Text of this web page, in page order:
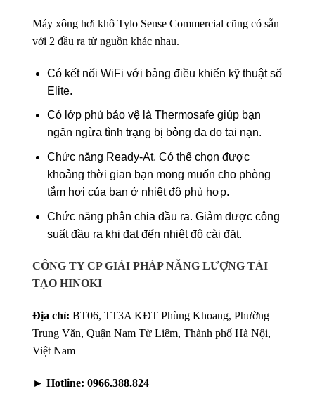
Máy xông hơi khô Tylo Sense Commercial cũng có sẵn
với 2 đầu ra từ nguồn khác nhau.
Có kết nối WiFi với bảng điều khiển kỹ thuật số
Elite.
Có lớp phủ bảo vệ là Thermosafe giúp bạn
ngăn ngừa tình trạng bị bỏng da do tai nạn.
Chức năng Ready-At. Có thể chọn được
khoảng thời gian bạn mong muốn cho phòng
tắm hơi của bạn ở nhiệt độ phù hợp.
Chức năng phân chia đầu ra. Giảm được công
suất đầu ra khi đạt đến nhiệt độ cài đặt.
CÔNG TY CP GIẢI PHÁP NĂNG LƯỢNG TÁI
TẠO HINOKI
Địa chỉ: BT06, TT3A KĐT Phùng Khoang, Phường
Trung Văn, Quận Nam Từ Liêm, Thành phố Hà Nội,
Việt Nam
► Hotline: 0966.388.824